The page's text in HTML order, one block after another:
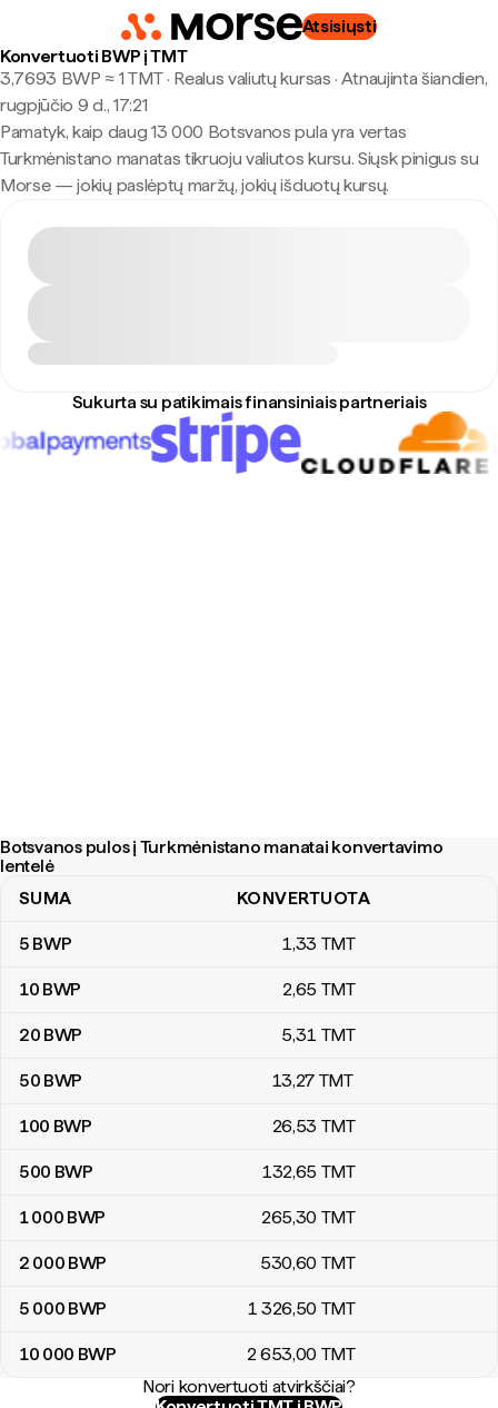
Atsisiųsti
Konvertuoti BWP į TMT
3,7693 BWP ≈ 1 TMT · Realus valiutų kursas · Atnaujinta šiandien,
rugpjūčio 9 d., 17:21
Pamatyk, kaip daug 13 000 Botsvanos pula yra vertas
Turkmėnistano manatas tikruoju valiutos kursu. Siųsk pinigus su
Morse — jokių paslėptų maržų, jokių išduotų kursų.
Sukurta su patikimais finansiniais partneriais
Botsvanos pulos į Turkmėnistano manatai konvertavimo
lentelė
Botsvanos pulos į Turkmėnistano manatai konvertavimo lentelė
SUMA KONVERTUOTA
5 BWP 1,33 TMT
10 BWP 2,65 TMT
20 BWP 5,31 TMT
50 BWP 13,27 TMT
100 BWP 26,53 TMT
500 BWP 132,65 TMT
1 000 BWP 265,30 TMT
2 000 BWP 530,60 TMT
5 000 BWP 1 326,50 TMT
10 000 BWP 2 653,00 TMT
Nori konvertuoti atvirkščiai?